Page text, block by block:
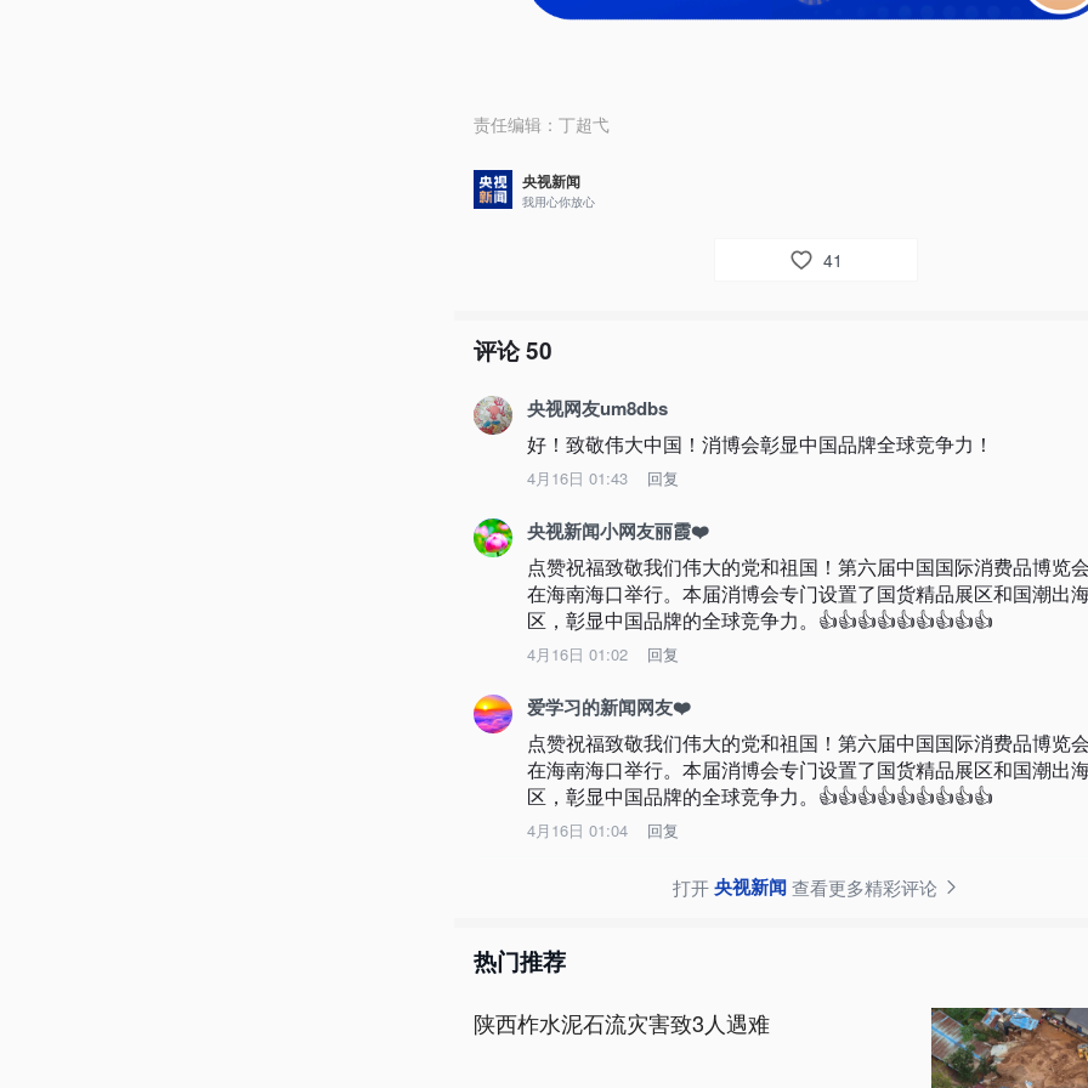
责任编辑： 丁超弋
央视新闻
我用心你放心
41
评论50
央视网友um8dbs
好！致敬伟大中国！消博会彰显中国品牌全球竞争力！
4月16日 01:43 回复
央视新闻小网友丽霞❤️
点赞祝福致敬我们伟大的党和祖国！第六届中国国际消费品博览
在海南海口举行。本届消博会专门设置了国货精品展区和国潮出
区，彰显中国品牌的全球竞争力。👍👍👍👍👍👍👍👍👍
4月16日 01:02 回复
爱学习的新闻网友❤️
点赞祝福致敬我们伟大的党和祖国！第六届中国国际消费品博览
在海南海口举行。本届消博会专门设置了国货精品展区和国潮出
区，彰显中国品牌的全球竞争力。👍👍👍👍👍👍👍👍👍
4月16日 01:04 回复
打开央视新闻查看更多精彩评论
热门推荐
陕西柞水泥石流灾害致3人遇难